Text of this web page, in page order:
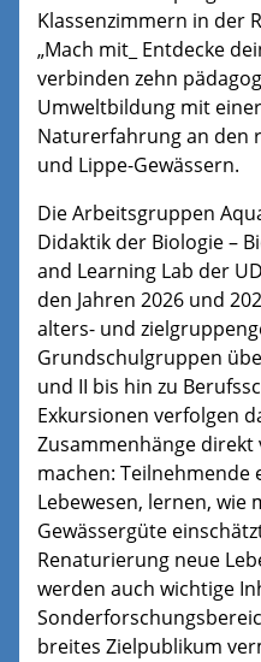
Klassenzimmern in der
„Mach mit_ Entdecke
verbinden zehn
Umweltbildung mit
Naturerfahrung an den
und Lippe-Gewässern.
Die Arbeitsgruppen
Didaktik der Biologie –
and Learning Lab der
den Jahren 2026 und
alters- und
Grundschulgruppen
und II bis hin zu
Exkursionen verfolgen
Zusammenhänge
machen: Teilnehmende
Lebewesen, lernen, wie
Gewässergüte
Renaturierung neue
werden auch wichtige
breites Zielpublikum